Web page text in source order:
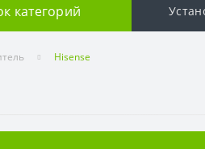
категорий
Hisense